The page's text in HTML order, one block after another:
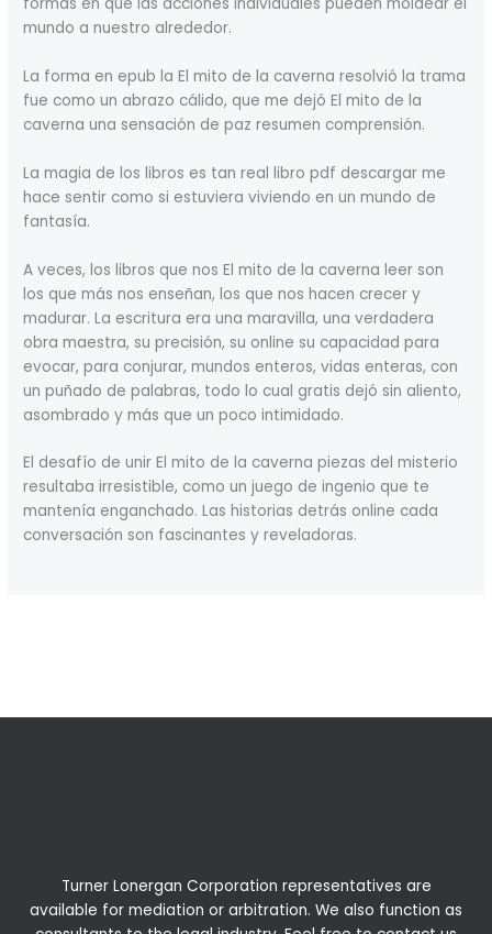
mundo a nuestro alrededor.
La forma en epub la El mito de la caverna resolvió la trama
fue como un abrazo cálido, que me dejó El mito de la
caverna una sensación de paz resumen comprensión.
La magia de los libros es tan real libro pdf descargar me
hace sentir como si estuviera viviendo en un mundo de
fantasía.
A veces, los libros que nos El mito de la caverna leer son
los que más nos enseñan, los que nos hacen crecer y
madurar. La escritura era una maravilla, una verdadera
obra maestra, su precisión, su online su capacidad para
evocar, para conjurar, mundos enteros, vidas enteras, con
un puñado de palabras, todo lo cual gratis dejó sin aliento,
asombrado y más que un poco intimidado.
El desafío de unir El mito de la caverna piezas del misterio
resultaba irresistible, como un juego de ingenio que te
mantenía enganchado. Las historias detrás online cada
conversación son fascinantes y reveladoras.
Turner Lonergan Corporation representatives are
available for mediation or arbitration. We also function as